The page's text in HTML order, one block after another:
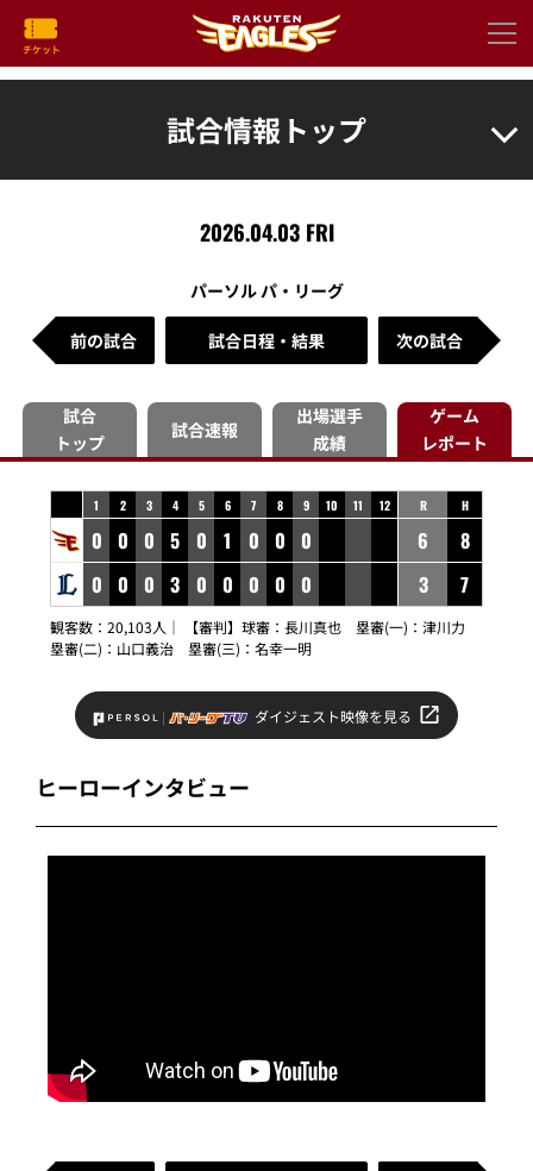
試合情報トップ
2026.04.03 FRI
パーソル パ・リーグ
前の試合 試合日程・結果 次の試合
試合
トップ
試合速報
出場選手
成績
ゲーム
レポート
1 2 3 4 5 6 7 8 9 10 11 12
0 0 0 5 0 1 0 0 0
0 0 0 3 0 0 0 0 0
R H
6
8
3
7
観客数：20,103人｜ 【審判】球審：長川真也 塁審(一)：津川力
塁審(二)：山口義治 塁審(三)：名幸一明
ダイジェスト映像を見る
ヒーローインタビュー